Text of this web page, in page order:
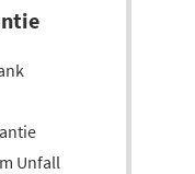
Unfall